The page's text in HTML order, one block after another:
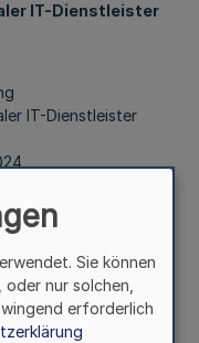
IT-Dienstleister
IT-Dienstleister
kommunaler
Sie können
nur solchen,
erforderlich